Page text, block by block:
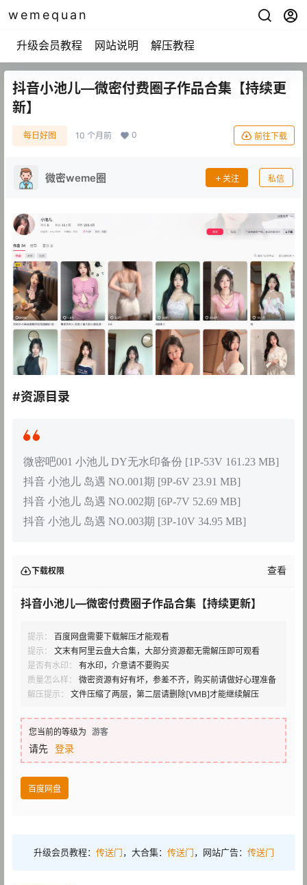
wemequan
升级会员教程 网站说明 解压教程
抖音小池儿—微密付费圈子作品合集【持续更
新】
每日好图 10 个月前 0 前往下载
微密weme圈 关注 私信
#资源目录
微密吧001 小池儿 DY无水印备份 [1P-53V 161.23 MB]
抖音 小池儿 岛遇 NO.001期 [9P-6V 23.91 MB]
抖音 小池儿 岛遇 NO.002期 [6P-7V 52.69 MB]
抖音 小池儿 岛遇 NO.003期 [3P-10V 34.95 MB]
下载权限 查看
抖音小池儿—微密付费圈子作品合集【持续更新】
提示：
百度网盘需要下载解压才能观看
提示：
文末有阿里云盘大合集，大部分资源都无需解压即可观看
是否有水印：
有水印，介意请不要购买
质量怎么样：
微密资源有好有坏，参差不齐，购买前请做好心理准备
解压提示：
文件压缩了两层，第二层请删除[VMB]才能继续解压
您当前的等级为 游客
请先 登录
百度网盘
升级会员教程： 传送门，大合集： 传送门，网站广告： 传送门